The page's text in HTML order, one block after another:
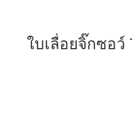
ใบเลื่อยจิ๊กซอว์